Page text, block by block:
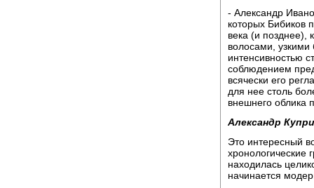
- Александр
которых Бибиков
века (и позднее),
волосами, узкими
интенсивностью
соблюдением
всячески его
для нее столь
внешнего облика
Александр
Это интересный
хронологические
находилась
начинается